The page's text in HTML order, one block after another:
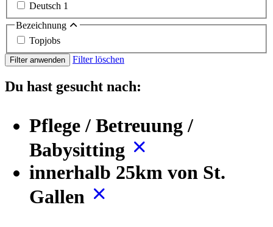
Deutsch 1
Bezeichnung
Topjobs
Filter anwenden Filter löschen
Du hast gesucht nach:
Pflege / Betreuung /
Babysitting
innerhalb 25km von St.
Gallen